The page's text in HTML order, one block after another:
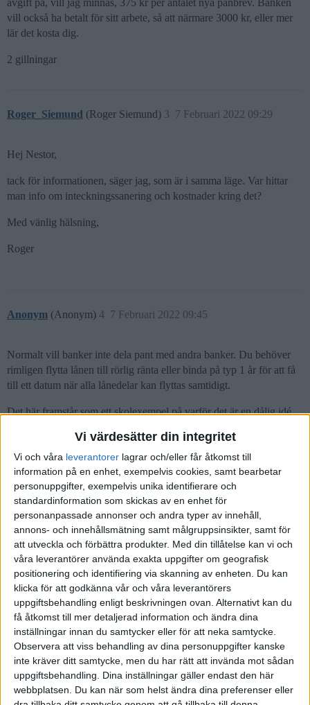
Vi värdesätter din integritet
Vi och våra leverantorer lagrar och/eller får åtkomst till
information på en enhet, exempelvis cookies, samt bearbetar
personuppgifter, exempelvis unika identifierare och
standardinformation som skickas av en enhet för
personanpassade annonser och andra typer av innehåll,
annons- och innehållsmätning samt målgruppsinsikter, samt för
att utveckla och förbättra produkter. Med din tillåtelse kan vi och
våra leverantörer använda exakta uppgifter om geografisk
positionering och identifiering via skanning av enheten. Du kan
klicka för att godkänna vår och våra leverantörers
uppgiftsbehandling enligt beskrivningen ovan. Alternativt kan du
få åtkomst till mer detaljerad information och ändra dina
inställningar innan du samtycker eller för att neka samtycke.
Observera att viss behandling av dina personuppgifter kanske
inte kräver ditt samtycke, men du har rätt att invända mot sådan
uppgiftsbehandling. Dina inställningar gäller endast den här
webbplatsen. Du kan när som helst ändra dina preferenser eller
avgift på, vill jag minnas, 375 kr per antalet nya panbrev. Banken
vill också ha betalt för sitt arbete, så att närmare 3000 kr, eller mer
lär det kosta dig.
2 gillningar
Roger_Siemund (Roger Siemund) 7 Februari 2022 09:29
3
Hej Nestor,
tack för informationen, säger jag, som är i samma läge. Var hittar
man info om inteckningssanering och kostnader kring det?
Med vänlig hälsning,
Roger
Anonym (Anonym) 7 Februari 2022 09:45
4
Normalt vill banker inte dela pant med andra banker. Du behöver
rimligen flytta lånen till rörlig ränta eller binda på typ 1 år för att få
till ett datum när alla lånedelar kan flyttas samtidigt.
Det här framstår som ett skolexempel på varför det är en dålig idé
omsättningsdatum).
Det du rimligen vill är att byta till en aktör med riktigt låg ränta och
sådana aktörer är generellt sådana att de inte accepterar något annat
än standardlösningar. Om du skulle hitta någon bank som
accepterar särskilda upplägg lär det alltså inte vara någon specifikt
billig bank. Om du har skamligt hög ränta idag kanske det kan vara
värt att undersöka.
1 gillning
Nestor(Nestor) 7 Februari 2022 10:24
Se mitt inlägg. Du får fråga banken vad de tar i kostnad.